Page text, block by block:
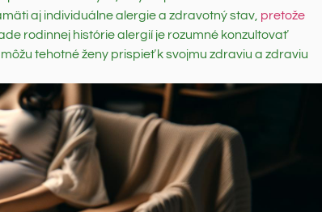
aj individuálne alergie a zdravotný stav, pretože
rodinnej histórie alergií je rozumné konzultovať
tehotné ženy prispieť k svojmu zdraviu a zdraviu